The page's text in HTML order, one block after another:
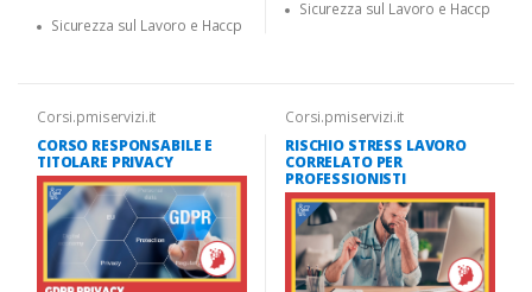
Sicurezza sul Lavoro e Haccp
Sicurezza sul Lavoro e Haccp
Corsi.pmiservizi.it
CORSO RESPONSABILE E
TITOLARE PRIVACY
Corsi.pmiservizi.it
RISCHIO STRESS LAVORO
CORRELATO PER
PROFESSIONISTI